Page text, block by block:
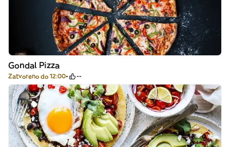
Gondal Pizza
Zatvoreno do 12:00 --